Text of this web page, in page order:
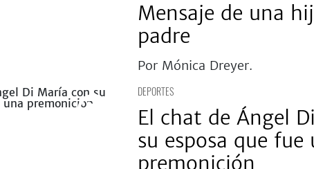
Mensaje de una
padre
Por Mónica Dreyer.
DEPORTES
El chat de Ángel
su esposa que fue
premonición